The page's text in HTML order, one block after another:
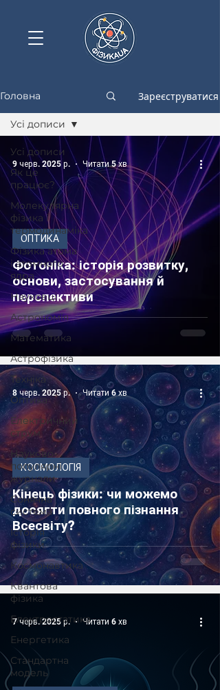
Головна Зареєструватися
Усі дописи
Як це
працює?
Молекулярна
фізика і
термодинаміка
Фізика атома
і атомного
ядра
Науковці
Астрономія
Математика
Астрофізика
Техніка
Оптика
Електричний
струм
Науково-
популярні
журнали
Сонячна
система
Історія
фізики
Космонавтика
Квантова
фізика
Електростатика
Енергетика
Стандартна
модель
Усі дописи
Фотоніка: історія розвитку,
основи, застосування й
перспективи
ОПТИКА
9 черв. 2025 р. Читати 5 хв
Кінець фізики: чи можемо
досягти повного пізнання
Всесвіту?
КОСМОЛОГІЯ
8 черв. 2025 р. Читати 6 хв
7 черв. 2025 р. Читати 6 хв